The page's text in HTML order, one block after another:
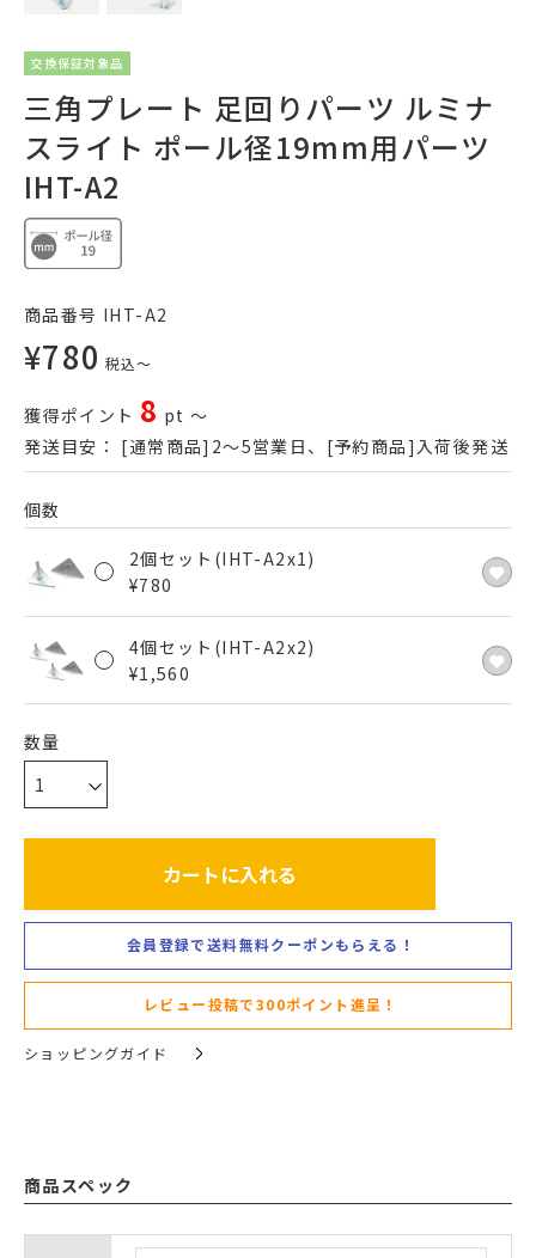
交換保証対象品
三角プレート 足回りパーツ ルミナ
スライト ポール径19mm用パーツ
IHT-A2
商品番号 IHT-A2
¥780 税込〜
獲得ポイント 8 pt 〜
発送目安： [通常商品]2～5営業日、[予約商品]入荷後発送
個数
2個セット(IHT-A2x1)
¥780
4個セット(IHT-A2x2)
¥1,560
カートに入れる
会員登録で送料無料クーポンもらえる！
レビュー投稿で300ポイント進呈！
ショッピングガイド
商品スペック